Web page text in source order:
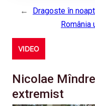
←
Dragoste în
România
VIDEO
Nicolae
extremist